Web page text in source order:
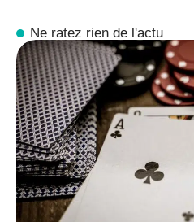
Ne ratez rien de l'actu